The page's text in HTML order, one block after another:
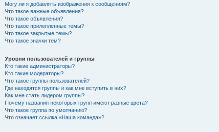
Могу ли я добавлять изображения к сообщениям?
Что такое важные объявления?
Что такое объявления?
Что такое прилепленные темы?
Что такое закрытые темы?
Что такое значки тем?
Уровни пользователей и группы
Кто такие администраторы?
Кто такие модераторы?
Что такое группы пользователей?
Где находятся группы и как мне вступить в них?
Как мне стать лидером группы?
Почему названия некоторых групп имеют разные цвета?
Что такое группа по умолчанию?
Что означает ссылка «Наша команда»?